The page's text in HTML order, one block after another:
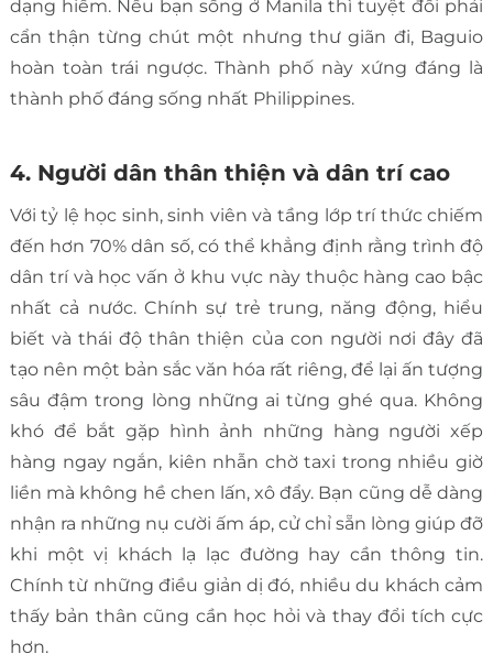
dạng hiếm. Nếu bạn sống ở Manila thì tuyệt đối phải
cẩn thận từng chút một nhưng thư giãn đi, Baguio
hoàn toàn trái ngược. Thành phố này xứng đáng là
thành phố đáng sống nhất Philippines.
4. Người dân thân thiện và dân trí cao
Với tỷ lệ học sinh, sinh viên và tầng lớp trí thức chiếm
đến hơn 70% dân số, có thể khẳng định rằng trình độ
dân trí và học vấn ở khu vực này thuộc hàng cao bậc
nhất cả nước. Chính sự trẻ trung, năng động, hiểu
biết và thái độ thân thiện của con người nơi đây đã
tạo nên một bản sắc văn hóa rất riêng, để lại ấn tượng
sâu đậm trong lòng những ai từng ghé qua. Không
khó để bắt gặp hình ảnh những hàng người xếp
hàng ngay ngắn, kiên nhẫn chờ taxi trong nhiều giờ
liền mà không hề chen lấn, xô đẩy. Bạn cũng dễ dàng
nhận ra những nụ cười ấm áp, cử chỉ sẵn lòng giúp đỡ
khi một vị khách lạ lạc đường hay cần thông tin.
Chính từ những điều giản dị đó, nhiều du khách cảm
thấy bản thân cũng cần học hỏi và thay đổi tích cực
hơn.